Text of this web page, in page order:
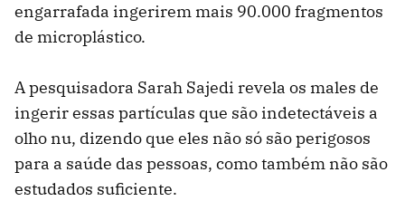
engarrafada ingerirem mais 90.000 fragmentos
de microplástico.
A pesquisadora Sarah Sajedi revela os males de
ingerir essas partículas que são indetectáveis a
olho nu, dizendo que eles não só são perigosos
para a saúde das pessoas, como também não são
estudados suficiente.